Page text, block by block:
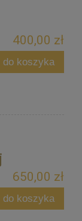
400,00 zł
do koszyka
650,00 zł
do koszyka